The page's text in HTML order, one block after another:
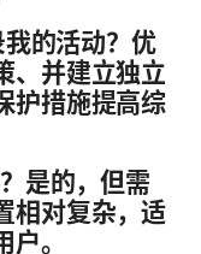
的活动？优
、并建立独立
护措施提高综
是的，但需
相对复杂，适
。